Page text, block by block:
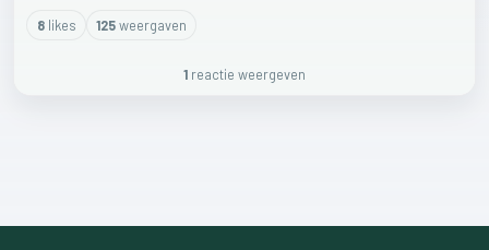
8likes 125weergaven
1 reactie weergeven